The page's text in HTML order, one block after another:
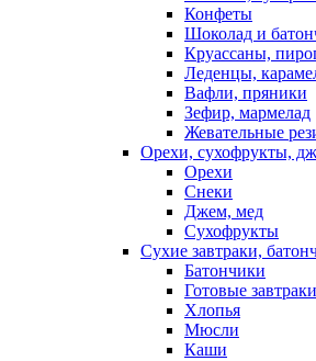
Конфеты
Шоколад и
Круассаны,
Леденцы,
Вафли, пряники
Зефир, мармелад
Жевательные
Орехи, сухофрукты,
Орехи
Снеки
Джем, мед
Сухофрукты
Сухие завтраки,
Батончики
Готовые завтраки
Хлопья
Мюсли
Каши